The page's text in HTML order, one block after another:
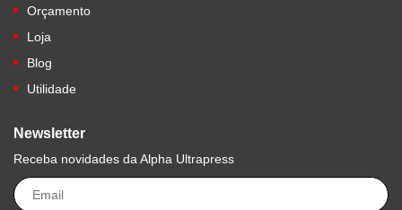
Orçamento
Loja
Blog
Utilidade
Newsletter
Receba novidades da Alpha Ultrapress